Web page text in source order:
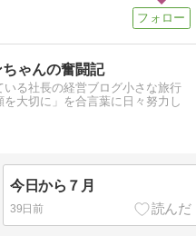
ゃんの奮闘記
る社長の経営ブログ小さな旅行
大切に」を合言葉に日々努力し
今日から７月
39日前